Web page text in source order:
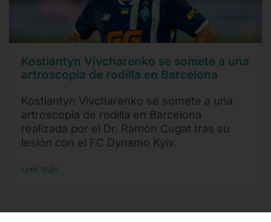
Kostiantyn Vivcharenko se somete a una
artroscopia de rodilla en Barcelona
Kostiantyn Vivcharenko se somete a una
artroscopia de rodilla en Barcelona
realizada por el Dr. Ramón Cugat tras su
lesión con el FC Dynamo Kyiv.
Leer más